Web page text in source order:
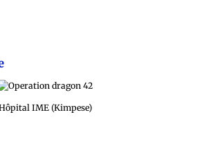
IME (Kimpese)